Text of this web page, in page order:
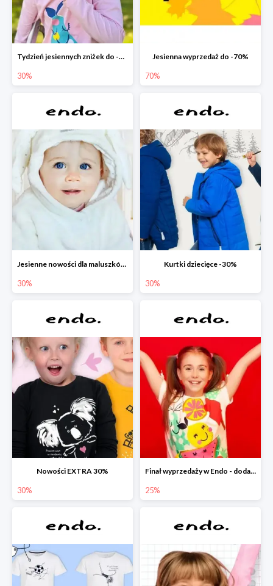
Tydzień jesiennych zniżek do -30%
30%
Jesienna wyprzedaż do -70%
70%
Jesienne nowości dla maluszków -30%
30%
Kurtki dziecięce -30%
30%
Nowości EXTRA 30%
30%
Finał wyprzedaży w Endo - dodatkowe 25% rabatu w Endo
25%